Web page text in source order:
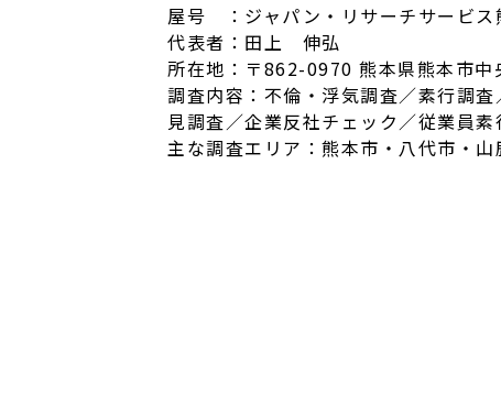
屋号 ：ジャパン・リサーチサービス
代表者：田上 伸弘
所在地：〒862-0970 熊本県熊本市中
調査内容：不倫・浮気調査／素行調
見調査／企業反社チェック／従業員
主な調査エリア：熊本市・八代市・